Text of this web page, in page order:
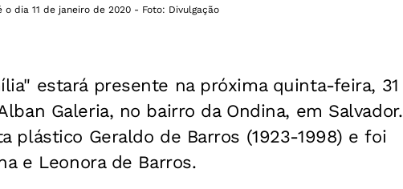
dia 11 de janeiro de 2020 - Foto: Divulgação
estará presente na próxima quinta-feira, 31
Galeria, no bairro da Ondina, em Salvador.
plástico Geraldo de Barros (1923-1998) e foi
e Leonora de Barros.